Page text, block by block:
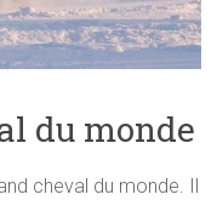
du monde
cheval du monde. Il